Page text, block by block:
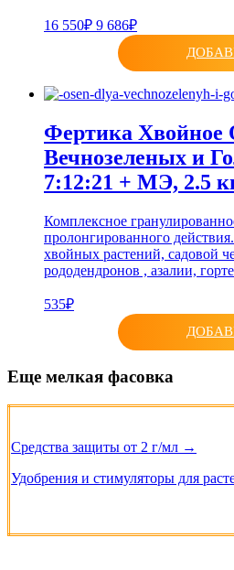
16 550₽ 9 686₽
Фертика Хвойное
Вечнозеленых и
7:12:21 + МЭ, 2.5
Комплексное
пролонгированного
хвойных растений, садовой
рододендронов , азалии,
535₽
Еще мелкая фасовка
Средства защиты от 2 г/мл →
Удобрения и стимуляторы для